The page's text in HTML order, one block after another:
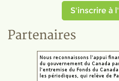
S'inscrire à
Partenaires